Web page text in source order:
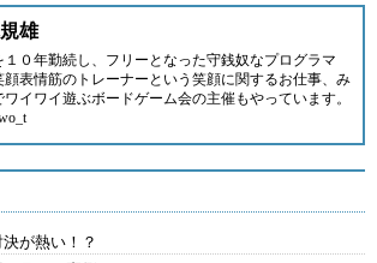
雄
１０年勤続し、フリーとなった守銭奴なプログラマ
顔表情筋のトレーナーという笑顔に関するお仕事、み
ワイワイ遊ぶボードゲーム会の主催もやっています。
が熱い！？